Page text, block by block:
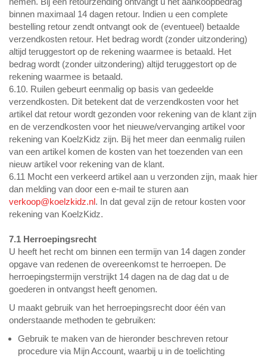
binnen maximaal 14 dagen retour. Indien u een complete
bestelling retour zendt ontvangt ook de (eventueel) betaalde
verzendkosten retour. Het bedrag wordt (zonder uitzondering)
altijd teruggestort op de rekening waarmee is betaald. Het
bedrag wordt (zonder uitzondering) altijd teruggestort op de
rekening waarmee is betaald.
6.10. Ruilen gebeurt eenmalig op basis van gedeelde
verzendkosten. Dit betekent dat de verzendkosten voor het
artikel dat retour wordt gezonden voor rekening van de klant zijn
en de verzendkosten voor het nieuwe/vervanging artikel voor
rekening van KoelzKidz zijn. Bij het meer dan eenmalig ruilen
van een artikel komen de kosten van het toezenden van een
nieuw artikel voor rekening van de klant.
6.11 Mocht een verkeerd artikel aan u verzonden zijn, maak hier
dan melding van door een e-mail te sturen aan
verkoop@koelzkidz.nl. In dat geval zijn de retour kosten voor
rekening van KoelzKidz.
7.1 Herroepingsrecht
U heeft het recht om binnen een termijn van 14 dagen zonder
opgave van redenen de overeenkomst te herroepen. De
herroepingstermijn verstrijkt 14 dagen na de dag dat u de
goederen in ontvangst heeft genomen.
U maakt gebruik van het herroepingsrecht door één van
onderstaande methoden te gebruiken:
Gebruik te maken van de hieronder beschreven retour
procedure via Mijn Account, waarbij u in de toelichting